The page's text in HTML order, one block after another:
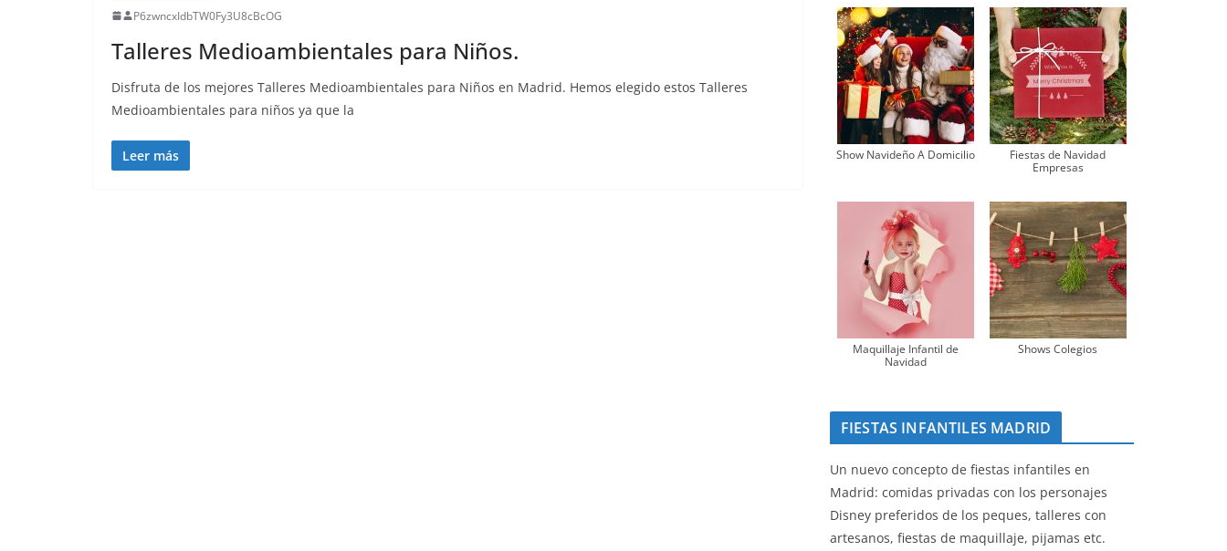
P6zwncxIdbTW0Fy3U8cBcOG
Talleres Medioambientales para Niños.
Disfruta de los mejores Talleres Medioambientales para Niños en Madrid. Hemos elegido estos Talleres
Medioambientales para niños ya que la
Leer más Show Navideño A Domicilio
Fiestas de Navidad
Empresas
Maquillaje Infantil de
Navidad
Shows Colegios
FIESTAS INFANTILES MADRID
Un nuevo concepto de fiestas infantiles en
Madrid: comidas privadas con los personajes
Disney preferidos de los peques, talleres con
artesanos, fiestas de maquillaje, pijamas etc.